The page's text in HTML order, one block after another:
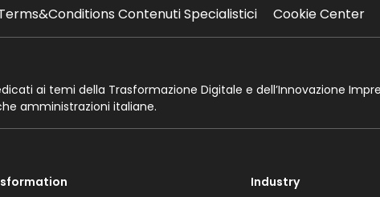
Contenuti Specialistici Cookie Center
ai temi della Trasformazione Digitale e dell’Innovazione
amministrazioni italiane.
Industry